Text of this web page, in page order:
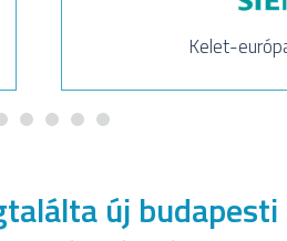
Kelet-
új